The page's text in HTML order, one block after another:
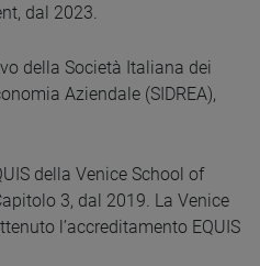
dal 2023.
della Società Italiana dei
Aziendale (SIDREA),
della Venice School of
3, dal 2019. La Venice
l’accreditamento EQUIS